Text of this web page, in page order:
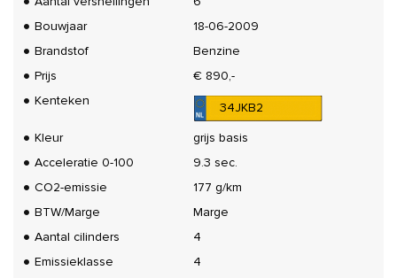
Bouwjaar
18-06-2009
Brandstof
Benzine
Prijs
€ 890,-
Kenteken
34JKB2
Kleur
grijs basis
Acceleratie 0-100
9.3 sec.
CO2-emissie
177 g/km
BTW/Marge
Marge
Aantal cilinders
4
Emissieklasse
4